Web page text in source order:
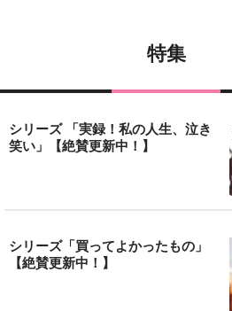
特集
シリーズ 「実録！私の人生、泣き
笑い」【絶賛更新中！】
シリーズ「買ってよかったもの」
【絶賛更新中！】